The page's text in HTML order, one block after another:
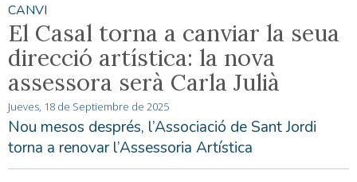
CANVI
El Casal torna a canviar la seua
direcció artística: la nova
assessora serà Carla Julià
Jueves, 18 de Septiembre de 2025
Nou mesos després, l’Associació de Sant Jordi
torna a renovar l’Assessoria Artística